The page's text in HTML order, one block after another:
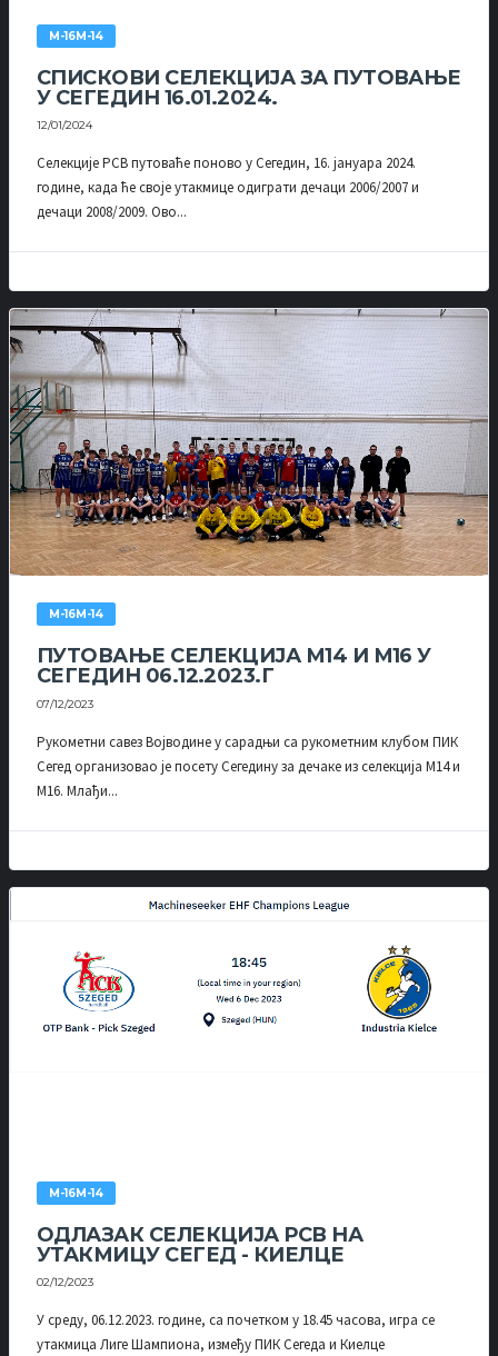
М-16М-14
СПИСКОВИ СЕЛЕКЦИЈА ЗА ПУТОВАЊЕ
У СЕГЕДИН 16.01.2024.
12/01/2024
Селекције РСВ путоваће поново у Сегедин, 16. јануара 2024.
године, када ће своје утакмице одиграти дечаци 2006/2007 и
дечаци 2008/2009. Ово...
М-16М-14
ПУТОВАЊЕ СЕЛЕКЦИЈА М14 И М16 У
СЕГЕДИН 06.12.2023.Г
07/12/2023
Рукометни савез Војводине у сарадњи са рукометним клубом ПИК
Сегед организовао је посету Сегедину за дечаке из селекција М14 и
М16. Млађи...
М-16М-14
ОДЛАЗАК СЕЛЕКЦИЈА РСВ НА
УТАКМИЦУ СЕГЕД - КИЕЛЦЕ
02/12/2023
У среду, 06.12.2023. године, са почетком у 18.45 часова, игра се
утакмица Лиге Шампиона, између ПИК Сегеда и Киелце